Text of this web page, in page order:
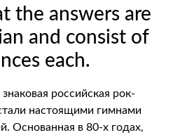
the answers are
and consist of
each.
российская рок-
настоящими гимнами
Основанная в 80-х годах,